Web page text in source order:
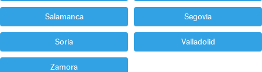
Salamanca Segovia
Soria Valladolid
Zamora